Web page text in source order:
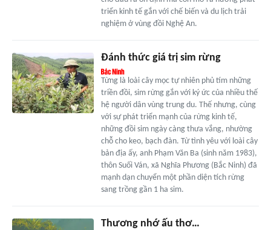
triển kinh tế gắn với chế biến và du lịch trải
nghiệm ở vùng đồi Nghệ An.
Đánh thức giá trị sim rừng
Từng là loài cây mọc tự nhiên phủ tím những
triền đồi, sim rừng gắn với ký ức của nhiều thế
hệ người dân vùng trung du. Thế nhưng, cùng
với sự phát triển mạnh của rừng kinh tế,
những đồi sim ngày càng thưa vắng, nhường
chỗ cho keo, bạch đàn. Từ tình yêu với loài cây
bản địa ấy, anh Phạm Văn Ba (sinh năm 1983),
thôn Suối Ván, xã Nghĩa Phương (Bắc Ninh) đã
mạnh dạn chuyển một phần diện tích rừng
sang trồng gần 1 ha sim.
Thương nhớ ấu thơ…